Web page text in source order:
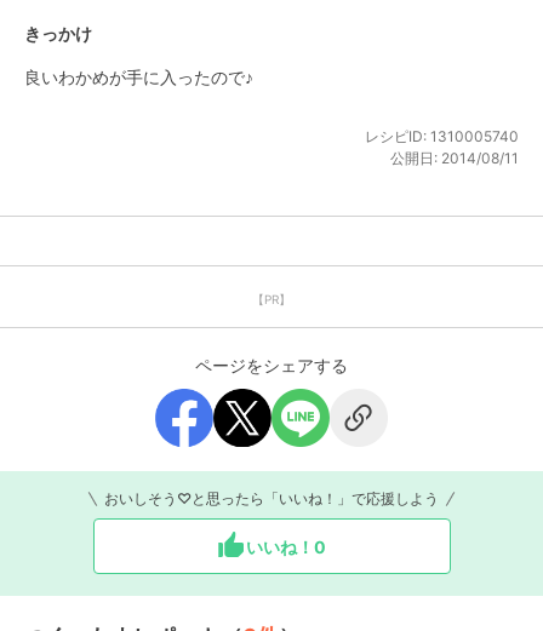
きっかけ
良いわかめが手に入ったので♪
レシピID: 1310005740
公開日: 2014/08/11
【PR】
ページをシェアする
おいしそう♡と思ったら「いいね！」で応援しよう
いいね！ 0